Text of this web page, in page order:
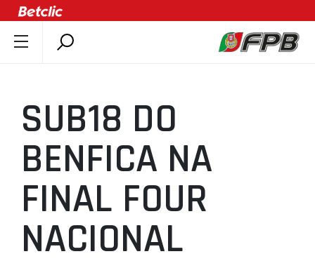
ÚLTIMAS
COMPETIÇÕES
ASSOCIAÇÕES
CLUBES
AGENTES
AGENDA
SUB18 DO
BENFICA NA
FINAL FOUR
NACIONAL